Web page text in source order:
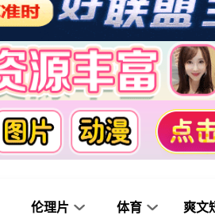
伦理片 体育 爽文